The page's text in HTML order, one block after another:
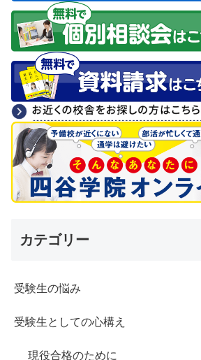
カテゴリー
受験生の悩み
受験生としての心構え
現役合格のために